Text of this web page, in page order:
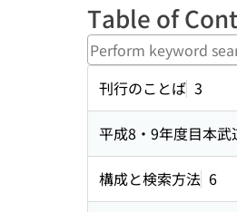
Table of
刊行のことば 3
平成8・9年度目本
構成と検索方法 6